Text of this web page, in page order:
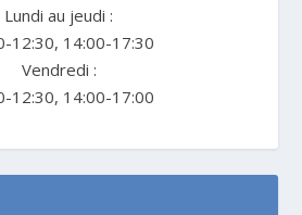
Lundi au jeudi :
12:30, 14:00-17:30
Vendredi :
12:30, 14:00-17:00